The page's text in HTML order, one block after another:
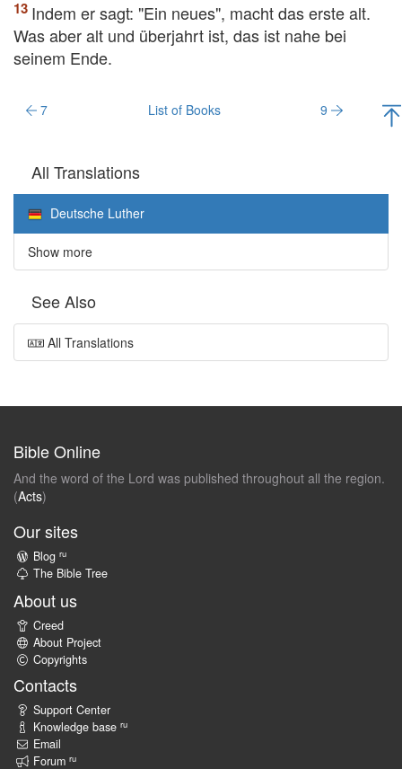
Indem er sagt: "Ein neues", macht das erste alt.
Was aber alt und überjahrt ist, das ist nahe bei
seinem Ende.
7 List of Books 9
All Translations
Deutsche Luther
Show more
See Also
All Translations
Bible Online
And the word of the Lord was published throughout all the region.
(Acts)
Our sites
Blog ru
The Bible Tree
About us
Creed
About Project
Copyrights
Contacts
Support Center
Knowledge base ru
Email
Forum ru